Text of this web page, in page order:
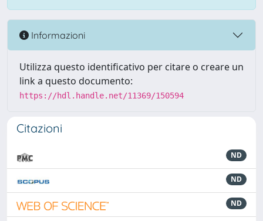
Informazioni
Utilizza questo identificativo per citare o creare un
link a questo documento:
https://hdl.handle.net/11369/150594
Citazioni
ND
ND
ND